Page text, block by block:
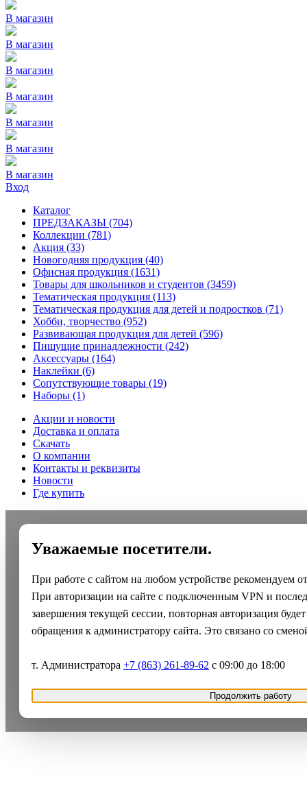
В магазин
В магазин
В магазин
В магазин
В магазин
В магазин
В магазин
Вход
Каталог
ПРЕДЗАКАЗЫ (704)
Коллекции (781)
Акция (33)
Новогодняя продукция (40)
Офисная продукция (1631)
Товары для школьников и студентов (3459)
Тематическая продукция (113)
Тематическая продукция для детей и подростков (71)
Хобби, творчество (952)
Развивающая продукция для детей (596)
Пишущие принадлежности (242)
Аксессуары (164)
Наклейки (6)
Сопутствующие товары (19)
Наборы (1)
Акции и новости
Доставка и оплата
Скачать
О компании
Контакты и реквизиты
Новости
Где купить
Уважаемые посетители.
При работе с сайтом на любом устройстве рекомендуем
При авторизации на сайте с подключенным VPN и
завершения текущей сессии, повторная авторизация
обращения к администратору сайта. Это связано со
т. Администратора +7 (863) 261-89-62 с 09:00 до 18:00
Продолжить работу